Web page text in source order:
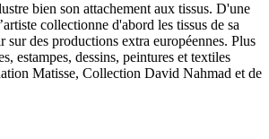
bien son attachement aux tissus. D'une
collectionne d'abord les tissus de sa
des productions extra européennes. Plus
estampes, dessins, peintures et textiles
Matisse, Collection David Nahmad et de